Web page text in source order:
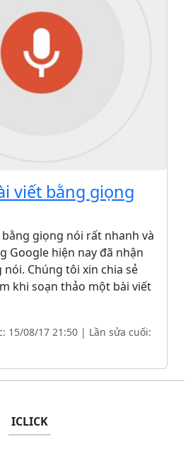
viết bằng giọng
giọng nói rất nhanh và
Google hiện nay đã nhận
Chúng tôi xin chia sẻ
khi soạn thảo một bài viết
15/08/17 21:50 | Lần sửa cuối:
ICLICK